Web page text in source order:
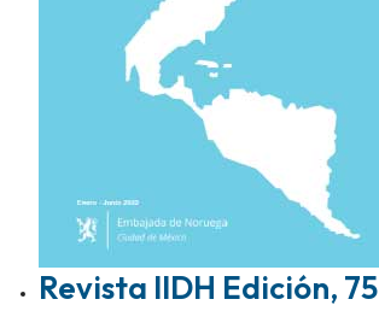
Revista IIDH Edición, 75